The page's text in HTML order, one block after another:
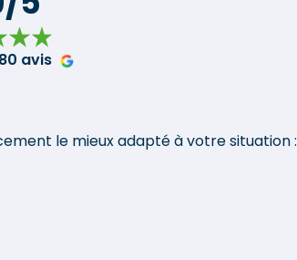
avis
le mieux adapté à votre situation :